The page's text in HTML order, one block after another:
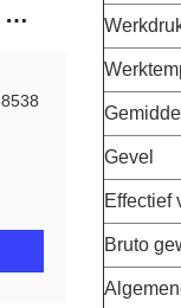
NEEM CONTACT MET ONS OP
Gevel
Effectief
Bruto